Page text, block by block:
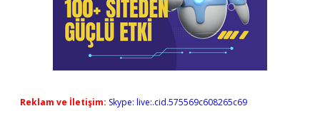
Reklam ve İletişim: Skype: live:.cid.575569c608265c69